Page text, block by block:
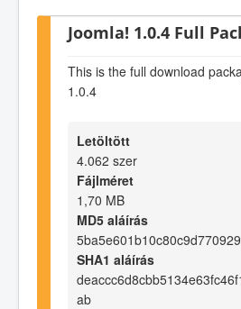
Joomla! 1.0.4 Full
This is the full download
1.0.4
Letöltött
4.062 szer
Fájlméret
1,70 MB
MD5 aláírás
SHA1 aláírás
ab